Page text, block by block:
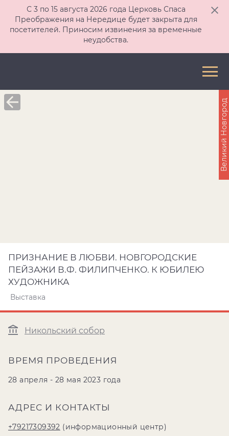
С 3 по 15 августа 2026 года Церковь Спаса
Преображения на Нередице будет закрыта для
посетителей. Приносим извинения за временные
неудобства.
ПРИЗНАНИЕ В ЛЮБВИ. НОВГОРОДСКИЕ
ПЕЙЗАЖИ В.Ф. ФИЛИПЧЕНКО. К ЮБИЛЕЮ
ХУДОЖНИКА
Выставка
Никольский собор
ВРЕМЯ ПРОВЕДЕНИЯ
28 апреля - 28 мая 2023 года
АДРЕС И КОНТАКТЫ
+79217309392 (информационный центр)
Великий Новгород